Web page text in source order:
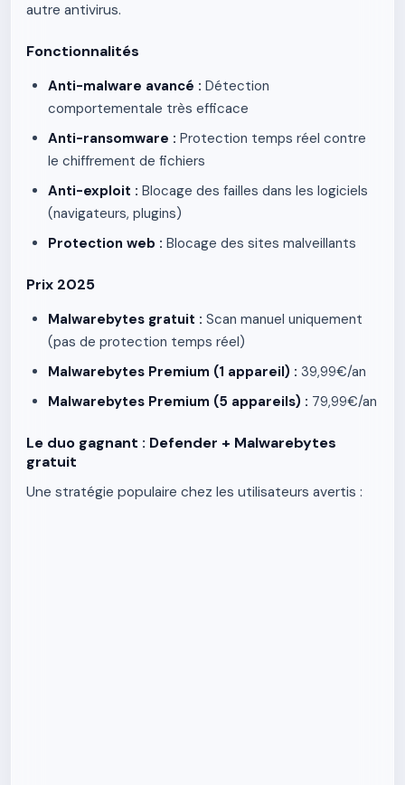
autre antivirus.
Fonctionnalités
Anti-malware avancé : Détection
comportementale très efficace
Anti-ransomware : Protection temps réel contre
le chiffrement de fichiers
Anti-exploit : Blocage des failles dans les logiciels
(navigateurs, plugins)
Protection web : Blocage des sites malveillants
Prix 2025
Malwarebytes gratuit : Scan manuel uniquement
(pas de protection temps réel)
Malwarebytes Premium (1 appareil) : 39,99€/an
Malwarebytes Premium (5 appareils) : 79,99€/an
Le duo gagnant : Defender + Malwarebytes
gratuit
Une stratégie populaire chez les utilisateurs avertis :